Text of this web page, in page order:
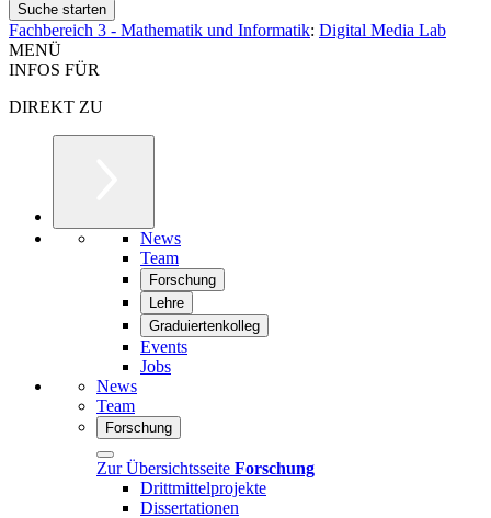
Fachbereich 3 - Mathematik und Informatik: Digital Media Lab
MENÜ
INFOS FÜR
DIREKT ZU
News
Team
Forschung
Lehre
Graduiertenkolleg
Events
Jobs
News
Team
Forschung
Zur Übersichtsseite Forschung
Drittmittelprojekte
Dissertationen